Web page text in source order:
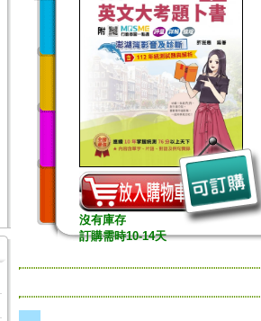
沒有庫存
訂購需時10-14天